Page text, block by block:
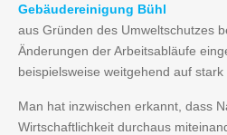
Gebäudereinigung Bühl
aus Gründen des Umweltschutzes
Änderungen der Arbeitsabläufe
beispielsweise weitgehend auf
Man hat inzwischen erkannt, dass
Wirtschaftlichkeit durchaus